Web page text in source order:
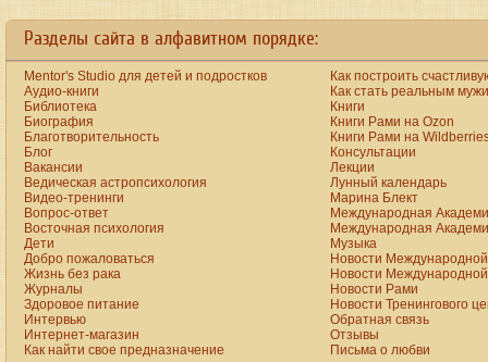
Разделы сайта в алфавитном порядке:
Mentor's Studio для детей и подростков
Аудио-книги
Библиотека
Биография
Благотворительность
Блог
Вакансии
Ведическая астропсихология
Видео-тренинги
Вопрос-ответ
Восточная психология
Дети
Добро пожаловаться
Жизнь без рака
Журналы
Здоровое питание
Интервью
Интернет-магазин
Как найти свое предназначение
Как построить
Как стать реальным
Книги
Книги Рами на Ozon
Книги Рами на
Консультации
Лекции
Лунный календарь
Марина Блект
Международная
Международная
Музыка
Новости
Новости
Новости Рами
Новости Тренингового
Обратная связь
Отзывы
Письма о любви